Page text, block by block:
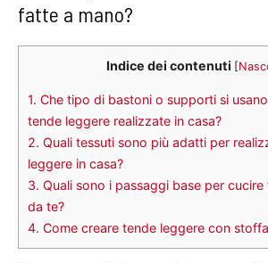
fatte a mano?
Indice dei contenuti [
1. Che tipo di bastoni o supporti si
tende leggere realizzate in casa?
2. Quali tessuti sono più adatti per
leggere in casa?
3. Quali sono i passaggi base per
da te?
4. Come creare tende leggere con